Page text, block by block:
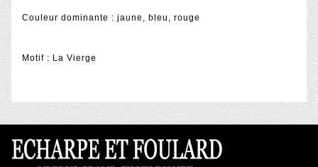
Couleur dominante : jaune, bleu, rouge
Motif : La Vierge